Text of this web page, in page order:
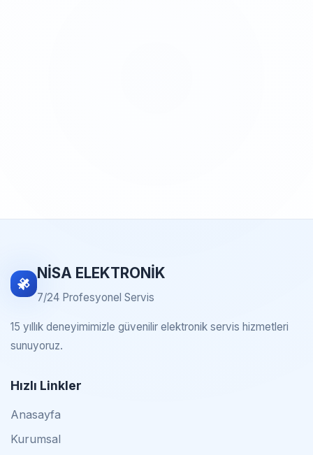
NİSA ELEKTRONİK
7/24 Profesyonel Servis
15 yıllık deneyimimizle güvenilir elektronik servis hizmetleri
sunuyoruz.
Hızlı Linkler
Anasayfa
Kurumsal